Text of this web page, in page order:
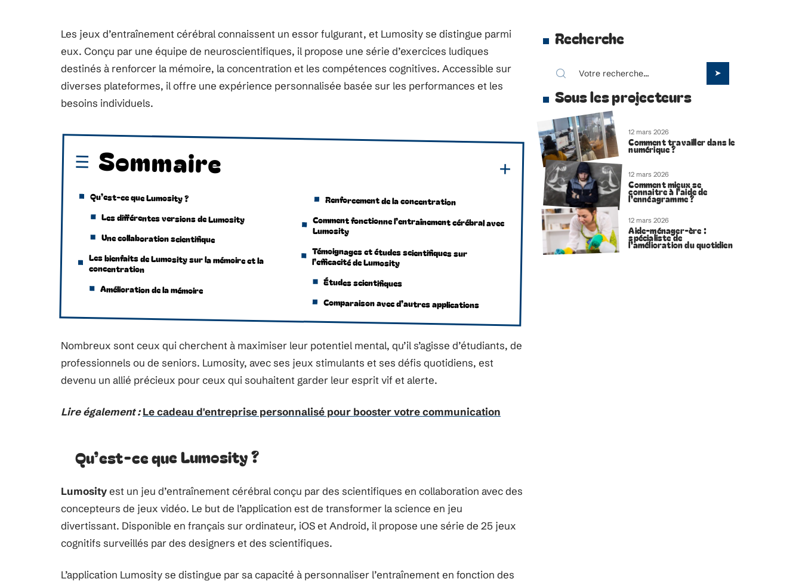
Les jeux d’entraînement cérébral connaissent un essor fulgurant, et Lumosity se distingue parmi
eux. Conçu par une équipe de neuroscientifiques, il propose une série d’exercices ludiques
destinés à renforcer la mémoire, la concentration et les compétences cognitives. Accessible sur
diverses plateformes, il offre une expérience personnalisée basée sur les performances et les
besoins individuels.
Sommaire
Qu’est-ce que Lumosity ?
Les différentes versions de Lumosity
Une collaboration scientifique
Les bienfaits de Lumosity sur la mémoire et la
concentration
Amélioration de la mémoire
Renforcement de la concentration
Comment fonctionne l’entraînement cérébral avec
Lumosity
Témoignages et études scientifiques sur
l’efficacité de Lumosity
Études scientifiques
Comparaison avec d’autres applications
Nombreux sont ceux qui cherchent à maximiser leur potentiel mental, qu’il s’agisse d’étudiants, de
professionnels ou de seniors. Lumosity, avec ses jeux stimulants et ses défis quotidiens, est
devenu un allié précieux pour ceux qui souhaitent garder leur esprit vif et alerte.
Lire également : Le cadeau d'entreprise personnalisé pour booster votre communication
Qu’est-ce que Lumosity ?
Lumosityest un jeu d’entraînement cérébral conçu par des scientifiques en collaboration avec des
concepteurs de jeux vidéo. Le but de l’application est de transformer la science en jeu
divertissant. Disponible en français sur ordinateur, iOS et Android, il propose une série de 25 jeux
cognitifs surveillés par des designers et des scientifiques.
L’application Lumosity se distingue par sa capacité à personnaliser l’entraînement en fonction des
Recherche
Sous les projecteurs
12 mars 2026
Comment travailler dans le
numérique ?
12 mars 2026
Comment mieux se
connaitre à l’aide de
l’ennéagramme ?
12 mars 2026
Aide-ménager-ère :
spécialiste de
l’amélioration du quotidien